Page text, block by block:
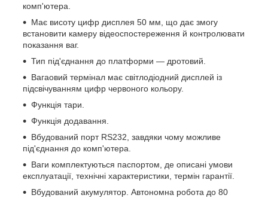
комп'ютера.
Має висоту цифр дисплея 50 мм, що дає змогу
встановити камеру відеоспостереження й контролювати
показання ваг.
Тип під'єднання до платформи — дротовий.
Вагаовий термінал має світлодіодний дисплей із
підсвічуванням цифр червоного кольору.
Функція тари.
Функція додавання.
Вбудований порт RS232, завдяки чому можливе
під'єднання до комп'ютера.
Ваги комплектуються паспортом, де описані умови
експлуатації, технічні характеристики, термін гарантії.
Вбудований акумулятор. Автономна робота до 80